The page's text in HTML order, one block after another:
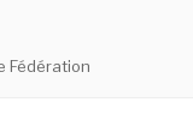
Fédération